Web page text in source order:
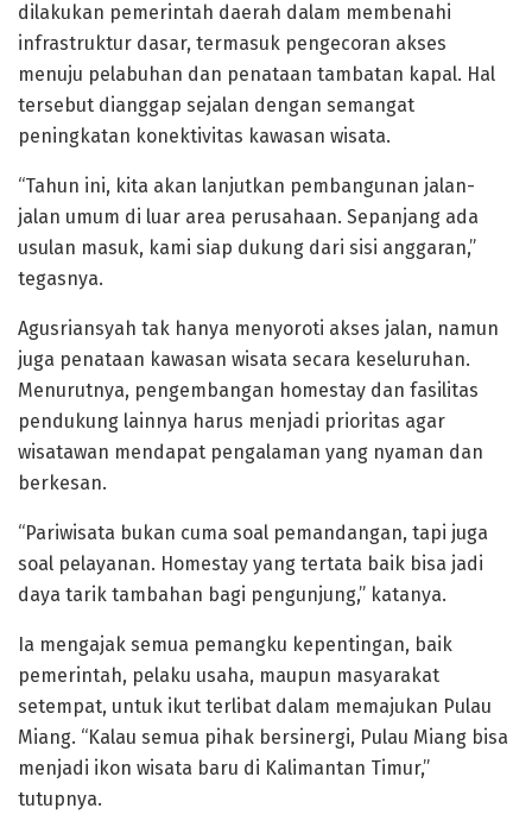
dilakukan pemerintah daerah dalam membenahi
infrastruktur dasar, termasuk pengecoran akses
menuju pelabuhan dan penataan tambatan kapal. Hal
tersebut dianggap sejalan dengan semangat
peningkatan konektivitas kawasan wisata.
“Tahun ini, kita akan lanjutkan pembangunan jalan-
jalan umum di luar area perusahaan. Sepanjang ada
usulan masuk, kami siap dukung dari sisi anggaran,”
tegasnya.
Agusriansyah tak hanya menyoroti akses jalan, namun
juga penataan kawasan wisata secara keseluruhan.
Menurutnya, pengembangan homestay dan fasilitas
pendukung lainnya harus menjadi prioritas agar
wisatawan mendapat pengalaman yang nyaman dan
berkesan.
“Pariwisata bukan cuma soal pemandangan, tapi juga
soal pelayanan. Homestay yang tertata baik bisa jadi
daya tarik tambahan bagi pengunjung,” katanya.
Ia mengajak semua pemangku kepentingan, baik
pemerintah, pelaku usaha, maupun masyarakat
setempat, untuk ikut terlibat dalam memajukan Pulau
Miang. “Kalau semua pihak bersinergi, Pulau Miang bisa
menjadi ikon wisata baru di Kalimantan Timur,”
tutupnya.